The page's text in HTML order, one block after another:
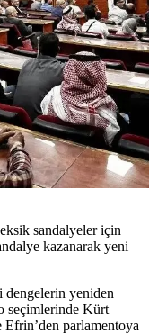
sandalyeler için
kazanarak yeni
yeniden
seçimlerinde Kürt
parlamentoya